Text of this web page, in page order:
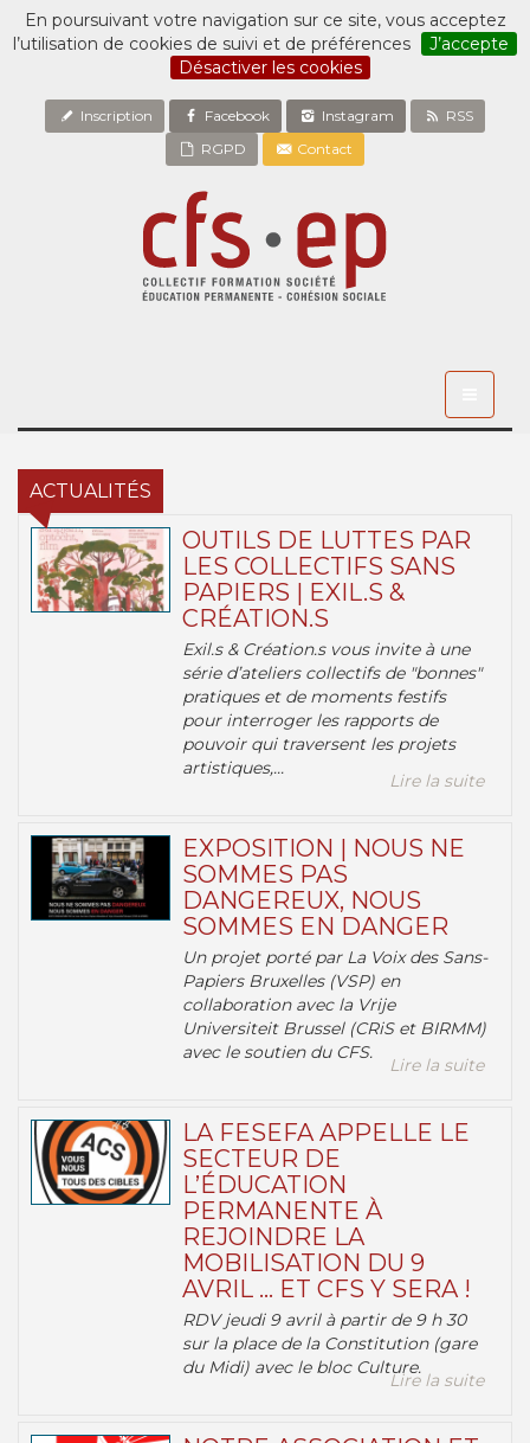
En poursuivant votre navigation sur ce site, vous acceptez
l’utilisation de cookies de suivi et de préférences
J’accepte
Désactiver les cookies
Inscription Facebook Instagram
RSS
RGPD
Contact
ACTUALITÉS
OUTILS DE LUTTES PAR
LES COLLECTIFS SANS
PAPIERS | EXIL.S &
CRÉATION.S
Exil.s & Création.s vous invite à une
série d’ateliers collectifs de "bonnes"
pratiques et de moments festifs
pour interroger les rapports de
pouvoir qui traversent les projets
artistiques,...
Lire la suite
EXPOSITION | NOUS NE
SOMMES PAS
DANGEREUX, NOUS
SOMMES EN DANGER
Un projet porté par La Voix des Sans-
Papiers Bruxelles (VSP) en
collaboration avec la Vrije
Universiteit Brussel (CRiS et BIRMM)
avec le soutien du CFS.
Lire la suite
LA FESEFA APPELLE LE
SECTEUR DE
L’ÉDUCATION
PERMANENTE À
REJOINDRE LA
MOBILISATION DU 9
AVRIL … ET CFS Y SERA !
RDV jeudi 9 avril à partir de 9 h 30
sur la place de la Constitution (gare
du Midi) avec le bloc Culture.
Lire la suite